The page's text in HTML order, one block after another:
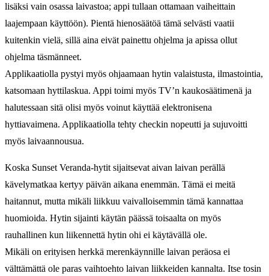
lisäksi vain osassa laivastoa; appi tullaan ottamaan vaiheittain
laajempaan käyttöön). Pientä hienosäätöä tämä selvästi vaatii
kuitenkin vielä, sillä aina eivät painettu ohjelma ja apissa ollut
ohjelma täsmänneet.
Applikaatiolla pystyi myös ohjaamaan hytin valaistusta, ilmastointia,
katsomaan hyttilaskua. Appi toimi myös TV’n kaukosäätimenä ja
halutessaan sitä olisi myös voinut käyttää elektronisena
hyttiavaimena. Applikaatiolla tehty checkin nopeutti ja sujuvoitti
myös laivaannousua.
Koska Sunset Veranda-hytit sijaitsevat aivan laivan perällä
kävelymatkaa kertyy päivän aikana enemmän. Tämä ei meitä
haitannut, mutta mikäli liikkuu vaivalloisemmin tämä kannattaa
huomioida. Hytin sijainti käytän päässä toisaalta on myös
rauhallinen kun liikennettä hytin ohi ei käytävällä ole.
Mikäli on erityisen herkkä merenkäynnille laivan peräosa ei
välttämättä ole paras vaihtoehto laivan liikkeiden kannalta. Itse tosin